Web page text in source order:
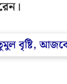
তুমুল বৃষ্টি,